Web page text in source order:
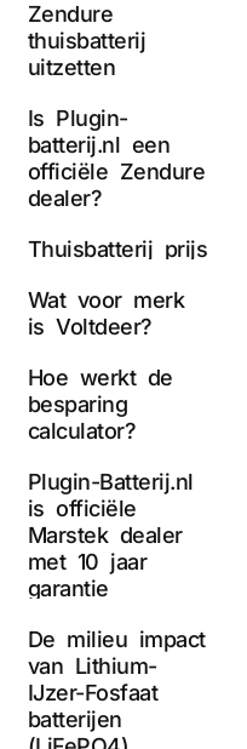
Zendure
thuisbatterij
uitzetten
Is Plugin-
batterij.nl een
officiële Zendure
dealer?
Thuisbatterij prijs
Wat voor merk
is Voltdeer?
Hoe werkt de
besparing
calculator?
Plugin-Batterij.nl
is officiële
Marstek dealer
met 10 jaar
garantie
De milieu impact
van Lithium-
IJzer-Fosfaat
batterijen